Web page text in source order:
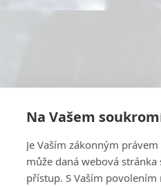
Na Vašem
Je Vaším zákonným
může daná webová
přístup. S Vaším povolením